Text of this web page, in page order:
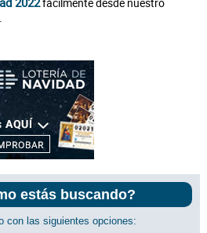
estás buscando?
con las siguientes opciones: